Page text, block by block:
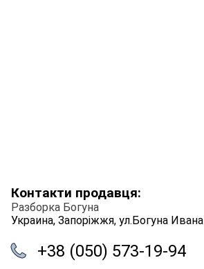
Контакти продавця:
Разборка Богуна
Украина, Запоріжжя, ул.Богуна Ивана
+38 (050) 573-19-94